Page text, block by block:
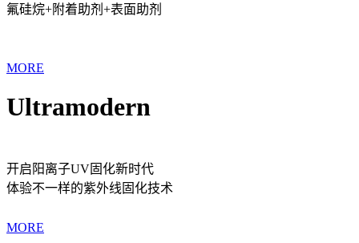
氟硅烷+附着助剂+表面助剂
MORE
Ultramodern
开启阳离子UV固化新时代
体验不一样的紫外线固化技术
MORE